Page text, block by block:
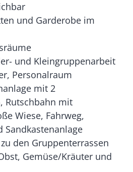
und Garderobe im
und Kleingruppenarbeit
Personalraum
mit 2
Rutschbahn mit
Wiese, Fahrweg,
Sandkastenanlage
den Gruppenterrassen
Gemüse/Kräuter und